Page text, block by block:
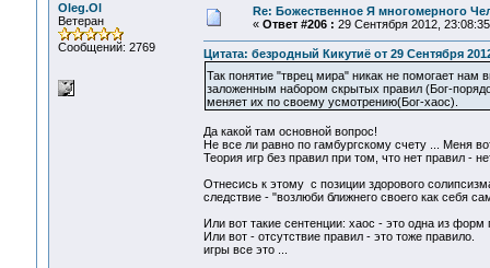
Oleg.Ol
Ветеран
Сообщений: 2769
Re: Божественное Я многомерного
« Ответ #206 : 29 Сентября 2012,
Цитата: безродный Кикутиё от 29 Сентября
Так понятие "тврец мира" никак не помогает нам
заложенным набором скрытых правил (Бог-
меняет их по своему усмотрению(Бог-хаос).
Да какой там основной вопрос!
Не все ли равно по гамбургскому счету ... Меня
Теория игр без правил при том, что нет правил -
Отнесись к этому с позиции здорового
следствие - "возлюби ближнего своего как себя
Или вот такие сентенции: хаос - это одна из форм
Или вот - отсутствие правил - это тоже правило.
игры все это ...